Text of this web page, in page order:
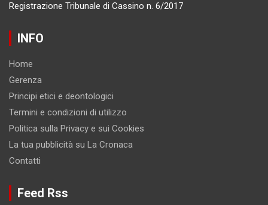
Registrazione Tribunale di Cassino n. 6/2017
INFO
Home
Gerenza
Principi etici e deontologici
Termini e condizioni di utilizzo
Politica sulla Privacy e sui Cookies
La tua pubblicità su La Cronaca
Contatti
Feed Rss